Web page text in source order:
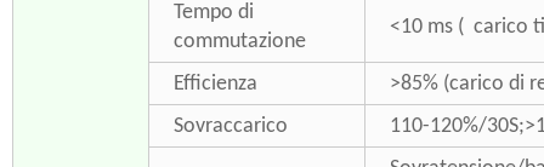
Tempo di
commutazione
<10 ms ( carico
Efficienza
>85% (carico di
Sovraccarico
110-120%/